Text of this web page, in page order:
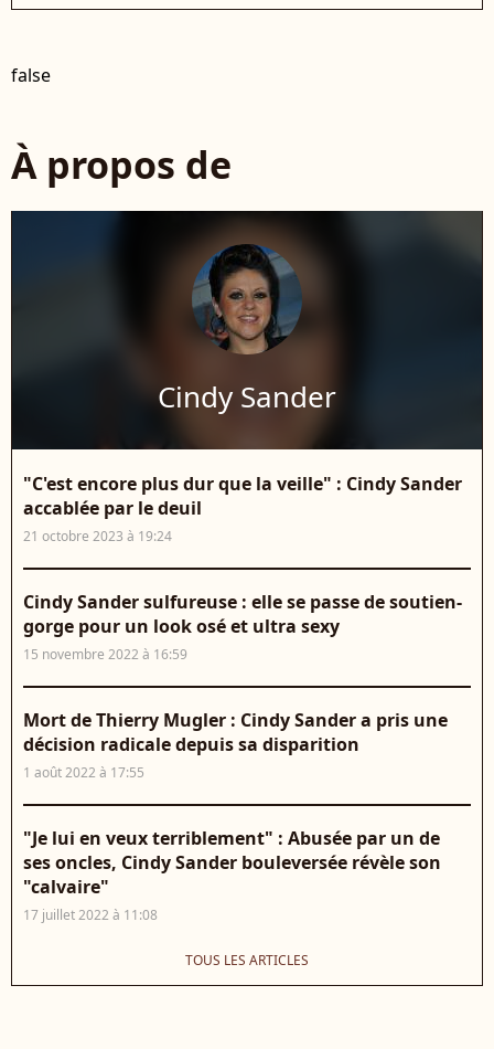
false
À propos de
Cindy Sander
"C'est encore plus dur que la veille" : Cindy Sander
accablée par le deuil
21 octobre 2023 à 19:24
Cindy Sander sulfureuse : elle se passe de soutien-
gorge pour un look osé et ultra sexy
15 novembre 2022 à 16:59
Mort de Thierry Mugler : Cindy Sander a pris une
décision radicale depuis sa disparition
1 août 2022 à 17:55
"Je lui en veux terriblement" : Abusée par un de
ses oncles, Cindy Sander bouleversée révèle son
"calvaire"
17 juillet 2022 à 11:08
TOUS LES ARTICLES